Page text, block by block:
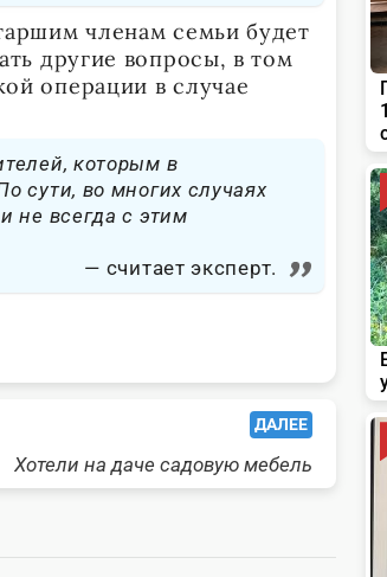
членам семьи будет
другие вопросы, в том
операции в случае
которым в
сути, во многих случаях
не всегда с этим
считает эксперт.
ДАЛЕЕ
Хотели на даче садовую мебель